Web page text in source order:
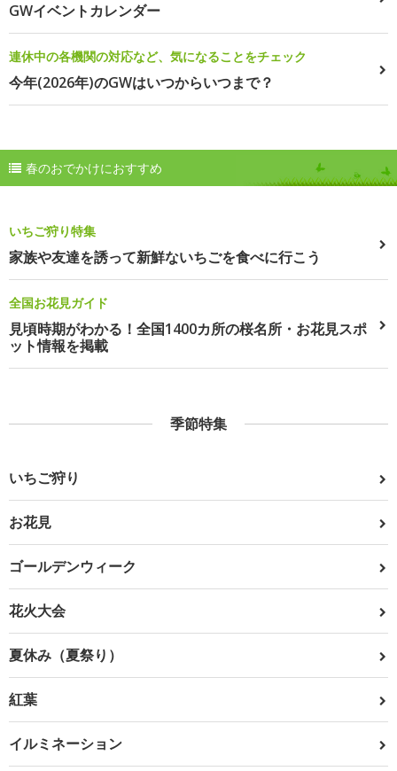
GWイベントカレンダー
連休中の各機関の対応など、気になることをチェック
今年(2026年)のGWはいつからいつまで？
春のおでかけにおすすめ
いちご狩り特集
家族や友達を誘って新鮮ないちごを食べに行こう
全国お花見ガイド
見頃時期がわかる！全国1400カ所の桜名所・お花見スポ
ット情報を掲載
季節特集
いちご狩り
お花見
ゴールデンウィーク
花火大会
夏休み（夏祭り）
紅葉
イルミネーション